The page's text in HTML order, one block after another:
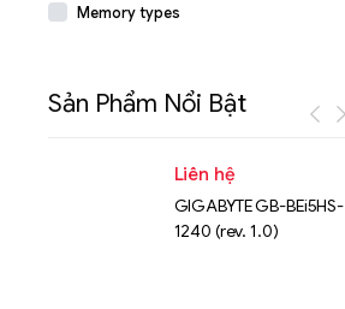
Memory types
Sản Phẩm Nổi Bật
Liên hệ
GIGABYTE GB-BEi5HS-
1240 (rev. 1.0)